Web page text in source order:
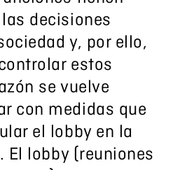
decisiones
y, por ello,
estos
se vuelve
con medidas que
el lobby en la
lobby (reuniones